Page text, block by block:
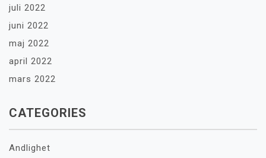
juli 2022
juni 2022
maj 2022
april 2022
mars 2022
CATEGORIES
Andlighet